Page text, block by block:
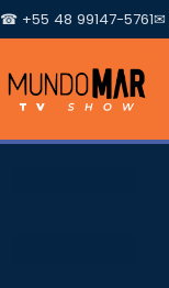
☎ +55 48 99147-5761✉